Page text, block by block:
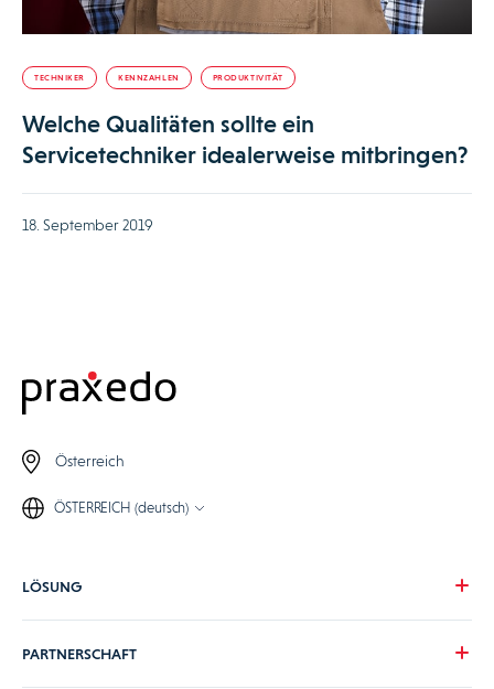
TECHNIKER KENNZAHLEN PRODUKTIVITÄT
Welche Qualitäten sollte ein
Servicetechniker idealerweise mitbringen?
18. September 2019
Österreich
ÖSTERREICH (deutsch)
LÖSUNG
PARTNERSCHAFT